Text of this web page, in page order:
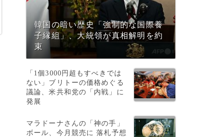
韓国の暗い歴史「強制的な国際養
子縁組」、大統領が真相解明を約
束
「1個3000円超もすべきでは
ない」ブリトーの価格めぐる
議論、米共和党の「内戦」に
発展
マラドーナさんの「神の手」
ボール、今月競売に 落札予想